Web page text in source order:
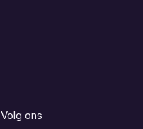
Volg ons